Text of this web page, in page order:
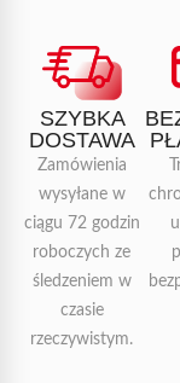
SZYBKA
DOSTAWA
Zamówienia
wysyłane w
ciągu 72 godzin
roboczych ze
śledzeniem w
czasie
rzeczywistym.